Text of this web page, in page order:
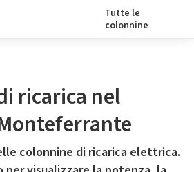
Tutte le
colonnine
ricarica nel
colonnine di ricarica elettrica.